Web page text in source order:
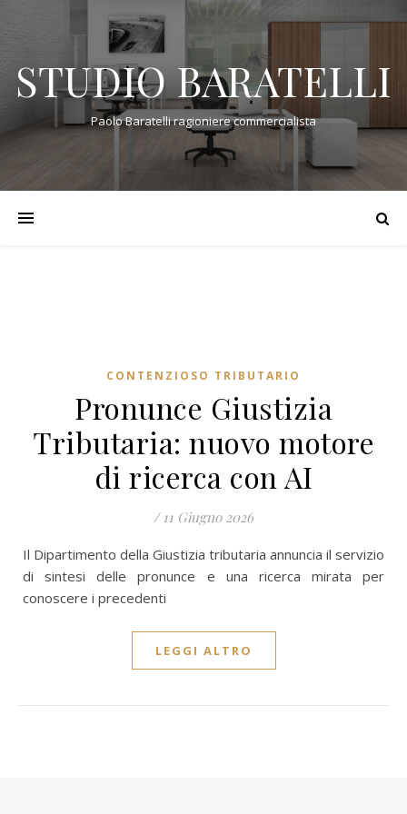
STUDIO BARATELLI
Paolo Baratelli ragioniere commercialista
CONTENZIOSO TRIBUTARIO
Pronunce Giustizia
Tributaria: nuovo motore
di ricerca con AI
/ 11 Giugno 2026
Il Dipartimento della Giustizia tributaria annuncia il servizio
di sintesi delle pronunce e una ricerca mirata per
conoscere i precedenti
LEGGI ALTRO